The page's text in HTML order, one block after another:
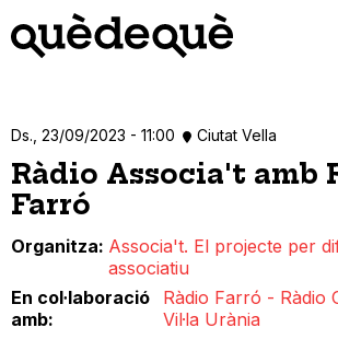
contingut
Ds., 23/09/2023 - 11:00 Ciutat Vella
Ràdio Associa't amb
Farró
Organitza Associa't. El projecte per
associatiu
En col·laboració
amb
Ràdio Farró - Ràdio
Vil·la Urània